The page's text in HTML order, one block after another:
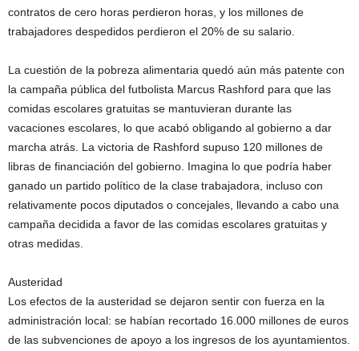
contratos de cero horas perdieron horas, y los millones de
trabajadores despedidos perdieron el 20% de su salario.
La cuestión de la pobreza alimentaria quedó aún más patente con
la campaña pública del futbolista Marcus Rashford para que las
comidas escolares gratuitas se mantuvieran durante las
vacaciones escolares, lo que acabó obligando al gobierno a dar
marcha atrás. La victoria de Rashford supuso 120 millones de
libras de financiación del gobierno. Imagina lo que podría haber
ganado un partido político de la clase trabajadora, incluso con
relativamente pocos diputados o concejales, llevando a cabo una
campaña decidida a favor de las comidas escolares gratuitas y
otras medidas.
Austeridad
Los efectos de la austeridad se dejaron sentir con fuerza en la
administración local: se habían recortado 16.000 millones de euros
de las subvenciones de apoyo a los ingresos de los ayuntamientos.